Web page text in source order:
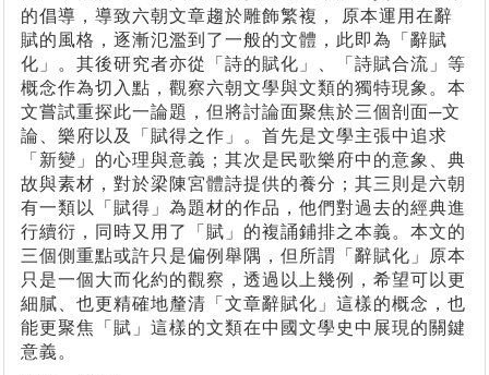
的倡導，導致六朝文章趨於雕飾繁複， 原本運用在辭
賦的風格，逐漸氾濫到了一般的文體，此即為「辭賦
化」。其後研究者亦從「詩的賦化」、「詩賦合流」等
概念作為切入點，觀察六朝文學與文類的獨特現象。本
文嘗試重探此一論題，但將討論面聚焦於三個剖面─文
論、樂府以及「賦得之作」。首先是文學主張中追求
「新變」的心理與意義；其次是民歌樂府中的意象、典
故與素材，對於梁陳宮體詩提供的養分；其三則是六朝
有一類以「賦得」為題材的作品，他們對過去的經典進
行續衍，同時又用了「賦」的複誦鋪排之本義。本文的
三個側重點或許只是偏例舉隅，但所謂「辭賦化」原本
只是一個大而化約的觀察，透過以上幾例，希望可以更
細膩、也更精確地釐清「文章辭賦化」這樣的概念，也
能更聚焦「賦」這樣的文類在中國文學史中展現的關鍵
意義。